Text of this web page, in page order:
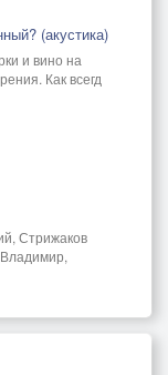
(акустика)
и вино на
Как всегд
Стрижаков